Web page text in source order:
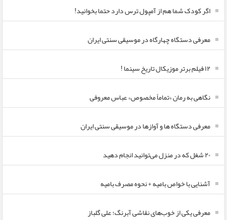
اگر کودک شما هم از آمپول ترس دارد حتما بخوانید!
معرفی دستگاه چهارگاه در موسیقی سنتی ایران
۱۲ فیلم برتر موزیکال تاریخ سینما !
نگاهی به رمان «تماماً مخصوص» عباس معروفی
معرفی دستگاه ها و آوازها در موسیقی سنتی ایران
۲۰ شغل که در منزل می‌توانید انجام دهید
آشنایی با خواص بامیه + نحوه مصرف بامیه
معرفی یکی از خوب‌های نقاشی آبرنگ؛ علی گلباز